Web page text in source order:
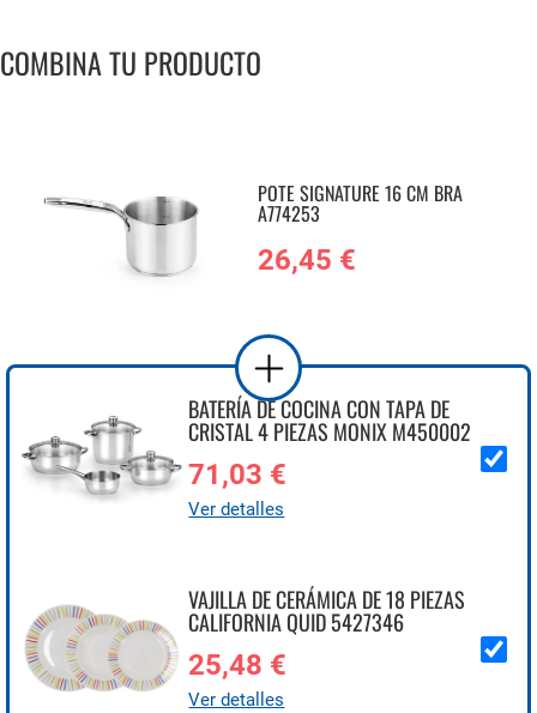
COMBINA TU PRODUCTO
POTE SIGNATURE 16 CM BRA
A774253
26,45 €
BATERÍA DE COCINA CON TAPA DE
CRISTAL 4 PIEZAS MONIX M450002
71,03 €
Ver detalles
VAJILLA DE CERÁMICA DE 18 PIEZAS
CALIFORNIA QUID 5427346
25,48 €
Ver detalles